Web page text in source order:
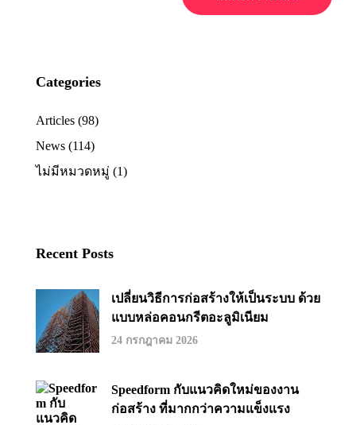
Categories
Articles (98)
News (114)
ไม่มีหมวดหมู่ (1)
Recent Posts
เปลี่ยนวิธีการก่อสร้างให้เป็นระบบ ด้วย
แบบหล่อคอนกรีตอะลูมิเนียม
24 กรกฎาคม 2026
Speedform กับแนวคิดใหม่ของงาน
ก่อสร้าง ที่มากกว่าความแข็งแรง